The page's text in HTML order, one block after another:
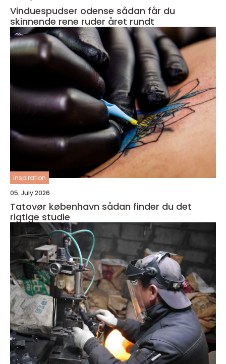
Vinduespudser odense sådan får du
skinnende rene ruder året rundt
inspiration
05. July 2026
Tatovør københavn sådan finder du det
rigtige studie